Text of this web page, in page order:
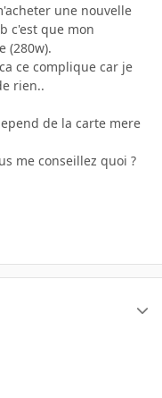
une nouvelle
c'est que mon
(280w).
ce complique car je
rien..
de la carte mere
me conseillez quoi ?